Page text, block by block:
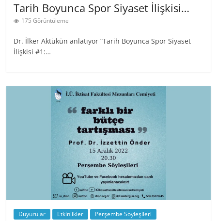
Tarih Boyunca Spor Siyaset İlişkisi…
175 Görüntüleme
Dr. İlker Aktükün anlatıyor “Tarih Boyunca Spor Siyaset
İlişkisi #1:…
Duyurular Etkinlikler
Perşembe Söyleşileri